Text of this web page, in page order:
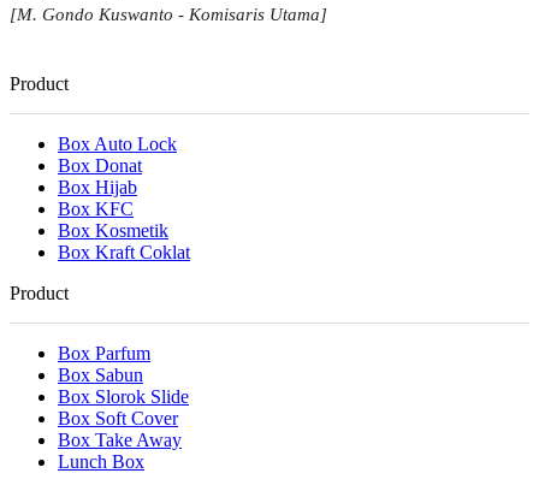
[M. Gondo Kuswanto - Komisaris Utama]
Product
Box Auto Lock
Box Donat
Box Hijab
Box KFC
Box Kosmetik
Box Kraft Coklat
Product
Box Parfum
Box Sabun
Box Slorok Slide
Box Soft Cover
Box Take Away
Lunch Box